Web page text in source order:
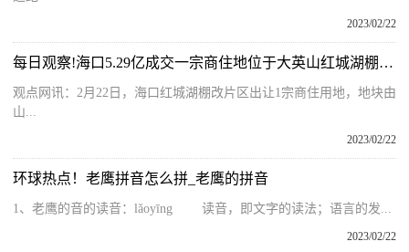
2023/02/22
每日观察!海口5.29亿成交一宗商住地位于大英山红城湖棚改片区
观点网讯：2月22日，海口红城湖棚改片区出让1宗商住用地，地块由
山...
2023/02/22
环球热点！老鹰拼音怎么拼_老鹰的拼音
1、老鹰的音的读音：lǎoyīng 读音，即文字的读法；语言的发...
2023/02/22